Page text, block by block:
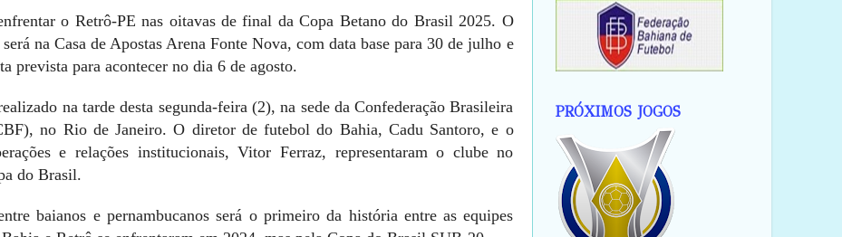
o Retrô-PE nas oitavas de final da Copa Betano do Brasil 2025. O
na Casa de Apostas Arena Fonte Nova, com data base para 30 de julho e
prevista para acontecer no dia 6 de agosto.
na tarde desta segunda-feira (2), na sede da Confederação Brasileira
no Rio de Janeiro. O diretor de futebol do Bahia, Cadu Santoro, e o
e relações institucionais, Vitor Ferraz, representaram o clube no
do Brasil.
baianos e pernambucanos será o primeiro da história entre as equipes
PRÓXIMOS JOGOS